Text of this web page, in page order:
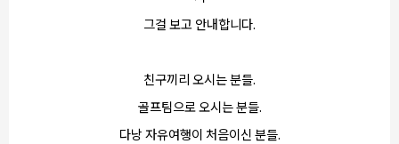
그걸 보고 안내합니다.
친구끼리 오시는 분들.
골프팀으로 오시는 분들.
다낭 자유여행이 처음이신 분들.